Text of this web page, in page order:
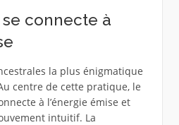
connecte à
la plus énigmatique
centre de cette pratique, le
à l’énergie émise et
intuitif. La